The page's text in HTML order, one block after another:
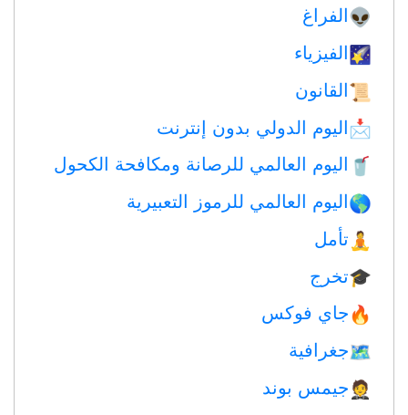
👽الفراغ
🌠الفيزياء
📜القانون
📩اليوم الدولي بدون إنترنت
🥤 اليوم العالمي للرصانة ومكافحة الكحول
🌎اليوم العالمي للرموز التعبيرية
🧘 تأمل
🎓تخرج
🔥جاي فوكس
🗺جغرافية
🤵 جيمس بوند